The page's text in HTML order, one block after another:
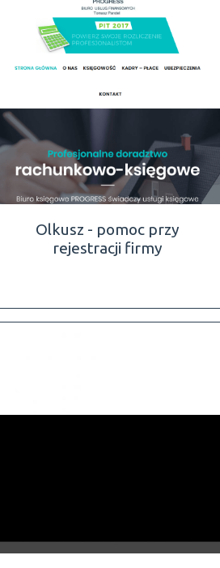
Olkusz - pomoc przy
rejestracji firmy